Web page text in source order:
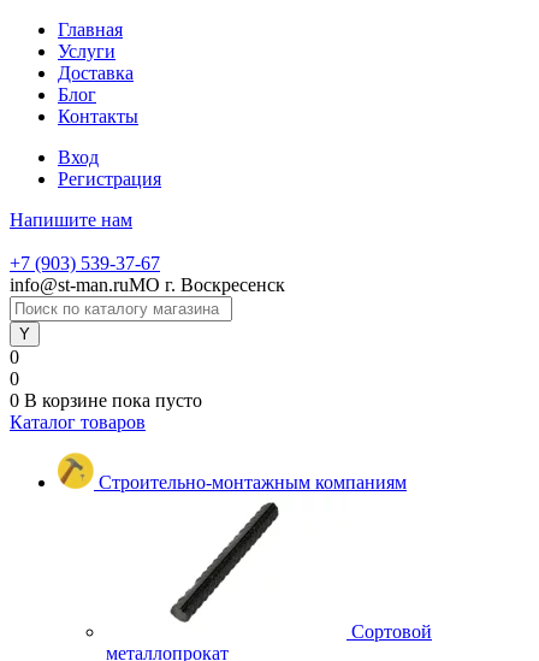
Главная
Услуги
Доставка
Блог
Контакты
Вход
Регистрация
Напишите нам
+7 (903) 539-37-67
info@st-man.ruМО г. Воскресенск
0
0
0 В корзине пока пусто
Каталог товаров
Строительно-монтажным компаниям
Сортовой
металлопрокат